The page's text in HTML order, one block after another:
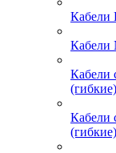
Кабели
Кабели
Кабели
Кабели